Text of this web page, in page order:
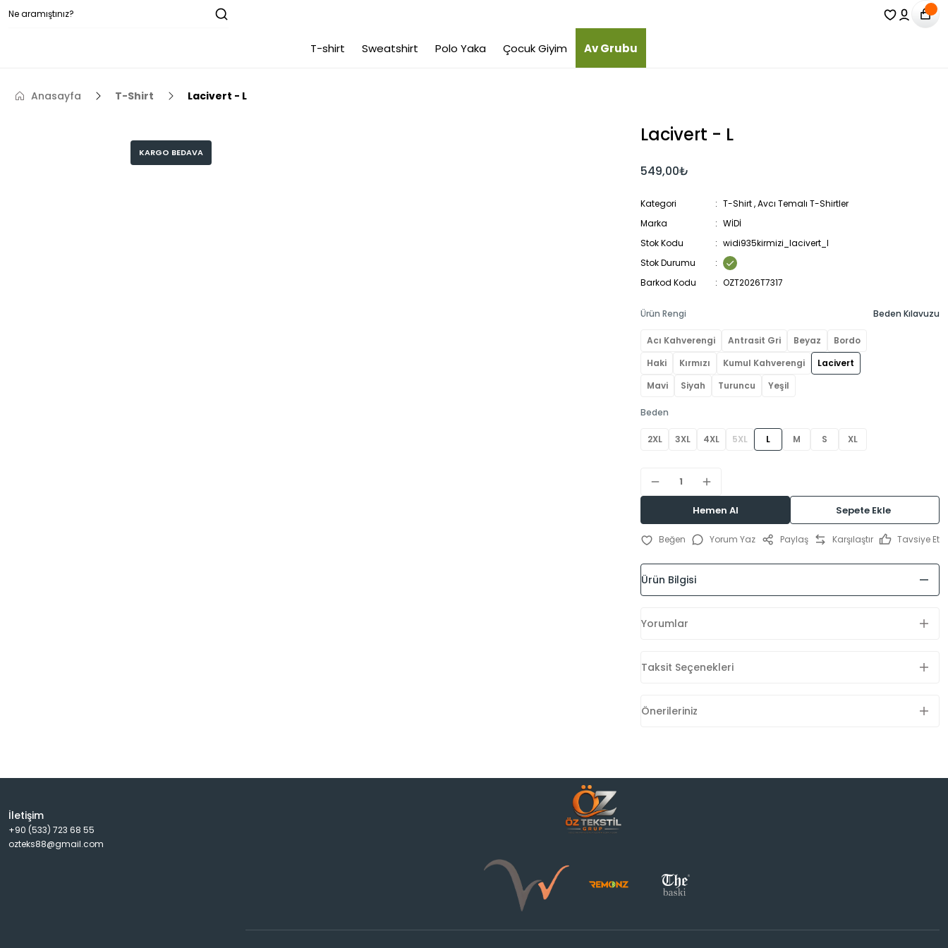
T-shirt Sweatshirt Polo Yaka Çocuk Giyim Av Grubu
Anasayfa T-Shirt Lacivert - L
KARGO BEDAVA
Lacivert - L
549,00₺
Kategori T-Shirt,Avcı Temalı T-Shirtler
Marka
WİDİ
Stok Kodu
widi935kirmizi_lacivert_l
Stok Durumu
Barkod Kodu
OZT2026T7317
Ürün Rengi
Acı Kahverengi Antrasit Gri Beyaz
Bordo
Haki
Kırmızı Kumul Kahverengi
Lacivert
Mavi
Siyah Turuncu Yeşil
Beden
2XL 3XL 4XL 5XL L M S XL
Beden Kılavuzu
Hemen Al Sepete Ekle
Yorum Yaz Paylaş Karşılaştır Tavsiye Et
Ürün Bilgisi
Yorumlar
Taksit Seçenekleri
Önerileriniz
İletişim
+90 (533) 723 68 55
ozteks88@gmail.com